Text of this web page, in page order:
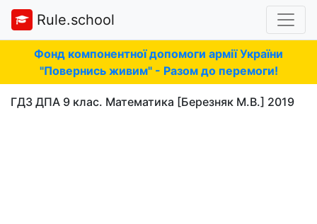
Rule.school
Фонд компонентної допомоги армії України
"Повернись живим" - Разом до перемоги!
ГДЗ ДПА 9 клас. Математика [Березняк М.В.] 2019